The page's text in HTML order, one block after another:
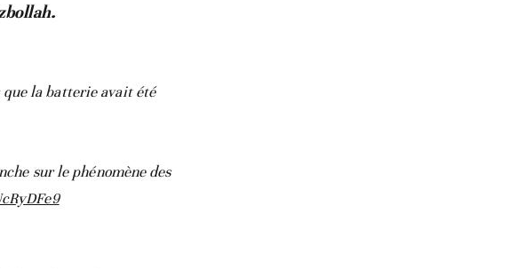
la batterie avait été
sur le phénomène des